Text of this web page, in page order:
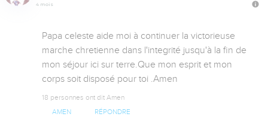
4 mois
Papa celeste aide moi à continuer la victorieuse
marche chretienne dans l'integrité jusqu'à la fin de
mon séjour ici sur terre.Que mon esprit et mon
corps soit disposé pour toi .Amen
18 personnes ont dit Amen
AMEN RÉPONDRE